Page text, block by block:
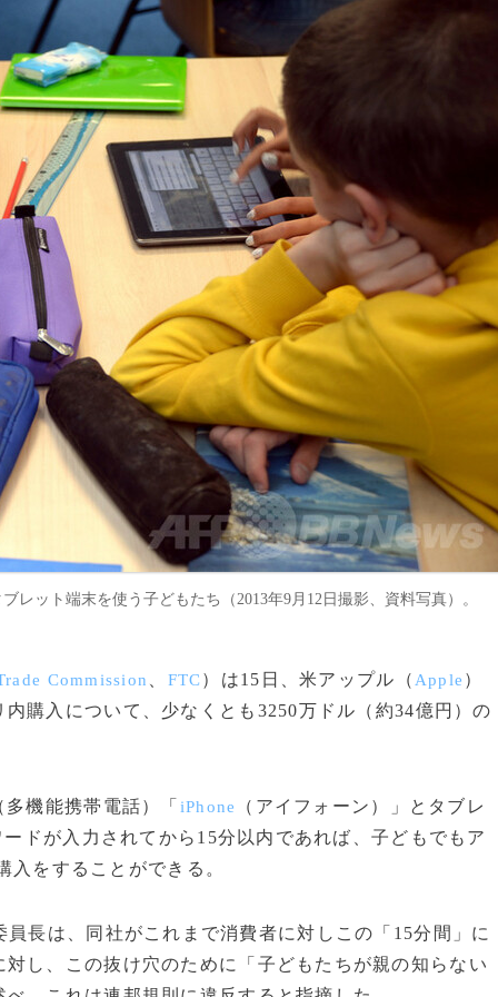
レット端末を使う子どもたち（2013年9月12日撮影、資料写真）。
Commission FTC）は15日、米アップル（ Apple ）
購入について、少なくとも3250万ドル（約34億円）の
機能携帯電話）「 iPhone
（アイフォーン）」とタブレ
ドが入力されてから15分以内であれば、子どもでもア
入をすることができる。
員長は、同社がこれまで消費者に対しこの「15分間」に
し、この抜け穴のために「子どもたちが親の知らない